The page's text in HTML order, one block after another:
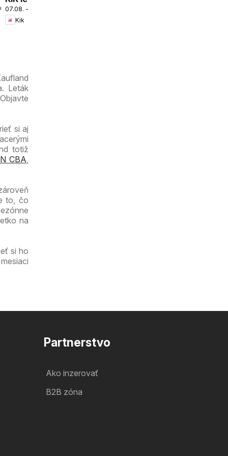
platný do
16.08.2026
07.08. - 16.08.2026
Kik
Leták
si aj
totiž
CBA
to, čo
na
si ho
Partnerstvo
Ako inzerovať
B2B zóna